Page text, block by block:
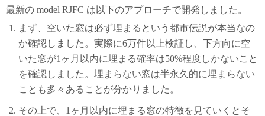
最新の model RJFC は以下のアプローチで開発しました。
まず、空いた窓は必ず埋まるという都市伝説が本当なの
か確認しました。実際に6万件以上検証し、下方向に空
いた窓が1ヶ月以内に埋まる確率は50%程度しかないこと
を確認しました。埋まらない窓は半永久的に埋まらない
ことも多々あることが分かりました。
その上で、1ヶ月以内に埋まる窓の特徴を見ていくとそ